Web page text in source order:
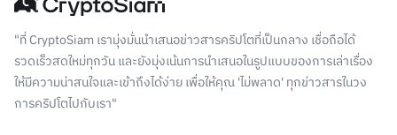
"ที่ CryptoSiam เรามุ่งมั่นนำเสนอข่าวสารคริปโตที่เป็นกลาง เชื่อถือได้
รวดเร็วสดใหม่ทุกวัน และยังมุ่งเน้นการนำเสนอในรูปแบบของการเล่าเรื่อง
ให้มีความน่าสนใจและเข้าถึงได้ง่าย เพื่อให้คุณ 'ไม่พลาด' ทุกข่าวสารในวง
การคริปโตไปกับเรา"